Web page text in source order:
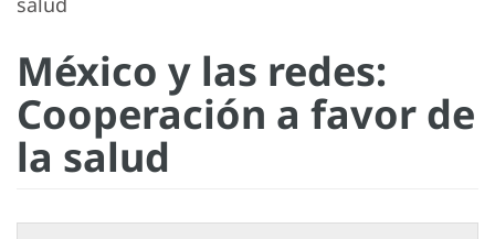
México y las redes:
Cooperación a favor de
la salud